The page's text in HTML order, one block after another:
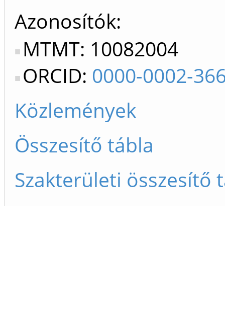
Azonosítók
MTMT: 10082004
ORCID: 0000-0002-
Közlemények
Összesítő tábla
Szakterületi összesítő